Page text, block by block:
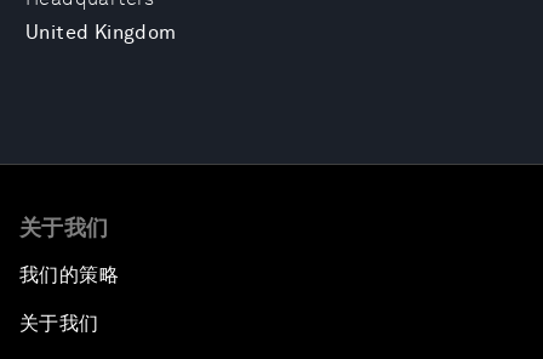
United Kingdom
关于我们
我们的策略
关于我们